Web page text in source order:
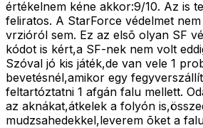
értékelnem kéne akkor:9/10. Az is
feliratos. A StarForce védelmet
vrzióról sem. Ez az elsõ olyan SF
kódot is kért,a SF-nek nem volt
Szóval jó kis játék,de van vele 1
bevetésnél,amikor egy
feltartóztatni 1 afgán falu mellett.
az aknákat,átkelek a folyón
mudzsahedekkel,leverem õket a